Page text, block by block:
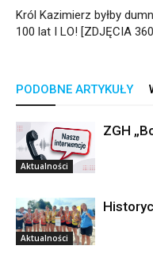
Król Kazimierz byłby
100 lat I LO! [ZDJĘCIA
PODOBNE ARTYKUŁY
Aktualności
ZGH
Aktualności